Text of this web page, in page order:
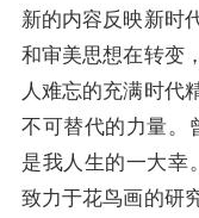
新的内容反映新时
和审美思想在转变
人难忘的充满时代
不可替代的力量。
是我人生的一大幸
致力于花鸟画的研